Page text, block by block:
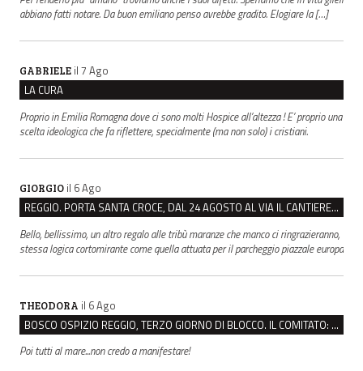
abbiano fatti notare. Da buon emiliano penso avrebbe gradito. Elogiare la […]
GABRIELE il 7 Ago
LA CURA
Proprio in Emilia Romagna dove ci sono molti Hospice all’altezza ! E’ proprio una
scelta ideologica che fa riflettere, specialmente (ma non solo) i cristiani.
GIORGIO il 6 Ago
REGGIO. PORTA SANTA CROCE, DAL 24 AGOSTO AL VIA IL CANTIERE PER IL NUOVO COLLETTORE FOGNARIO
Bello, bellissimo, un altro regalo alle tribù maranze che manco ci ringrazieranno,
stessa logica cortomirante come quella attuata per il parcheggio piazzale europa
THEODORA il 6 Ago
BOSCO OSPIZIO REGGIO, TERZO GIORNO DI BLOCCO. IL COMITATO: “PRESIDIO FINO A VENERDÌ”
Poi tutti al mare...non credo a manifestare!